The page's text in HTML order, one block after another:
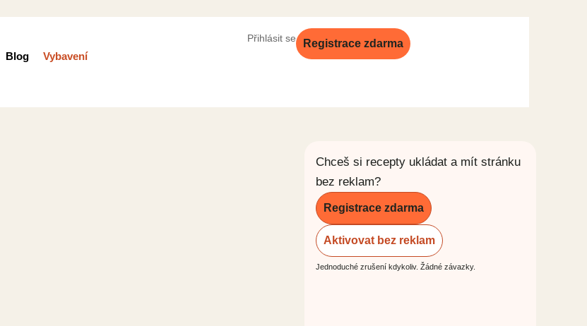
Blog Vybavení
Přihlásit se Registrace zdarma
Chceš si recepty ukládat a mít stránku
bez reklam?
Registrace zdarma
Aktivovat bez reklam
Jednoduché zrušení kdykoliv. Žádné závazky.